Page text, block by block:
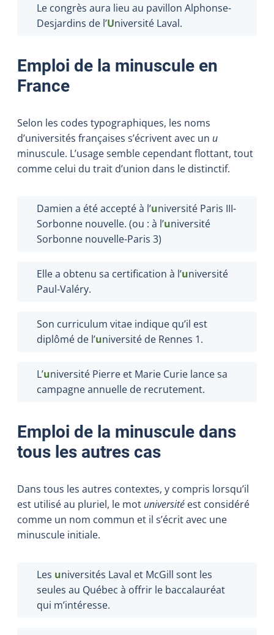
Le congrès aura lieu au pavillon Alphonse-
Desjardins de l’Université Laval.
Emploi de la minuscule en
France
Selon les codes typographiques, les noms
d’universités françaises s’écrivent avec un u
minuscule. L’usage semble cependant flottant, tout
comme celui du trait d’union dans le distinctif.
Damien a été accepté à l’université Paris III-
Sorbonne nouvelle. (ou : à l’université
Sorbonne nouvelle-Paris 3)
Elle a obtenu sa certification à l’université
Paul-Valéry.
Son curriculum vitae indique qu’il est
diplômé de l’université de Rennes 1.
L’université Pierre et Marie Curie lance sa
campagne annuelle de recrutement.
Emploi de la minuscule dans
tous les autres cas
Dans tous les autres contextes, y compris lorsqu’il
est utilisé au pluriel, le mot université est considéré
comme un nom commun et il s’écrit avec une
minuscule initiale.
Les universités Laval et McGill sont les
seules au Québec à offrir le baccalauréat
qui m’intéresse.